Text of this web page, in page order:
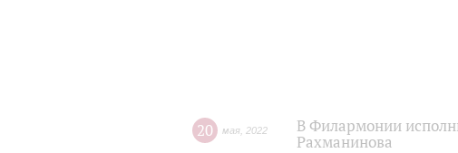
20 мая 2022
В Филармонии
Рахманинова